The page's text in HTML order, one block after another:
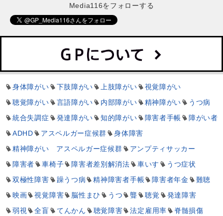
Media116をフォローする
身体障がい 下肢障がい 上肢障がい
視覚障がい
聴覚障がい
言語障がい 内部障がい 精神障がい
うつ病
統合失調症
発達障がい 知的障がい 障害者手帳
障がい者
ADHD
アスペルガー症候群
身体障害
精神障がい アスペルガー症候群
アンプティサッカー
障害者
車椅子 障害者差別解消法 車いす
うつ症状
双極性障害
躁うつ病 精神障害者手帳 障害者年金
難聴
映画
視覚障害 脳性まひ うつ 聾 聴覚
発達障害
弱視
全盲 てんかん 聴覚障害 法定雇用率
脊髄損傷